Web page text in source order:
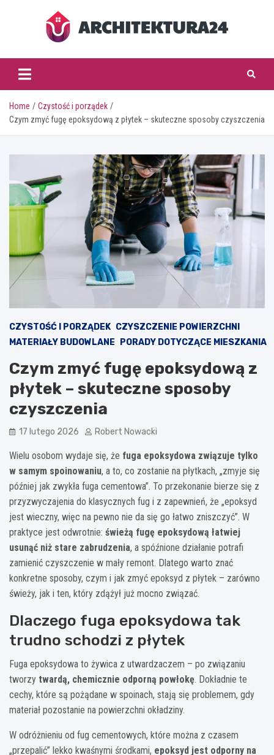
architektura24.pl
Home
Czystość i porządek
Czym zmyć fugę epoksydową z płytek – skuteczne sposoby czyszczenia
CZYSTOŚĆ I PORZĄDEK CZYSZCZENIE POWIERZCHNI
MATERIAŁY BUDOWLANE
PORADY DOTYCZĄCE MIESZKANIA
Czym zmyć fugę epoksydową z
płytek – skuteczne sposoby
czyszczenia
17 lutego 2026 Robert Nowacki
Wielu osobom wydaje się, że fuga epoksydowa związuje tylko
w samym spoinowaniu, a to, co zostanie na płytkach, „zmyje się
później jak zwykła fuga cementowa”. To przekonanie bierze się z
przyzwyczajenia do klasycznych fug i z zapewnień, że „epoksyd
jest wieczny, więc na pewno nie da się go łatwo zniszczyć”. W
praktyce jest odwrotnie: świeżą fugę epoksydową łatwiej
usunąć niż stare zabrudzenia, a spóźnione działanie potrafi
zamienić czyszczenie w mały remont. Dlatego warto znać
konkretne sposoby, czym i jak zmyć epoksyd z płytek – zarówno
świeży, jak i ten, który zdążył już mocno związać.
Dlaczego fuga epoksydowa tak
trudno schodzi z płytek
Fuga epoksydowa to żywica z utwardzaczem – po związaniu
tworzy twardą, chemicznie odporną powłokę. Dokładnie te
cechy, które są pożądane w spoinach, stają się problemem, gdy
materiał pozostanie na powierzchni okładziny.
W odróżnieniu od fug cementowych, które można z czasem
„przepalić” lekko kwaśnymi środkami, epoksyd jest odporny na